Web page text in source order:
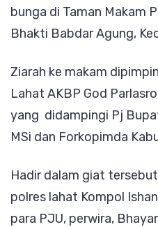
bunga di Taman Makam
Bhakti Babdar Agung,
Ziarah ke makam
Lahat AKBP God Parlasro
yang didampingi Pj
MSi dan Forkopimda
Hadir dalam giat
polres lahat Kompol
para PJU, perwira,